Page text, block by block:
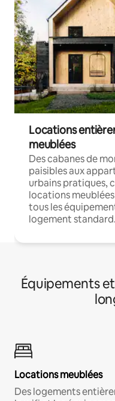
Locations
meublées
Des cabanes de
paisibles aux
urbains pratiques,
locations
tous les
logement standard.
Équipements
Locations meublées
Des logements